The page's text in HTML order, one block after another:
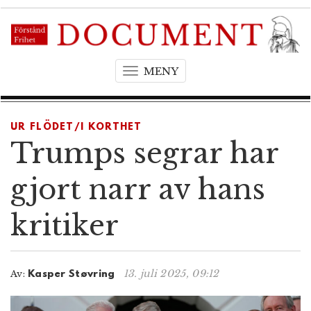
MENYT
g
a
t
o
UR FLÖDET/I KORTHET
Trumps segrar har
gjort narr av hans
kritiker
Av: Kasper Støvring 13. juli 2025, 09:12